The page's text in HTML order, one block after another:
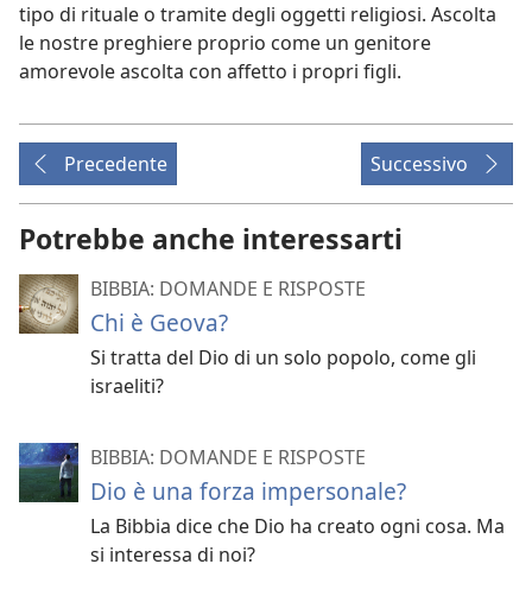
tipo di rituale o tramite degli oggetti religiosi. Ascolta
le nostre preghiere proprio come un genitore
amorevole ascolta con affetto i propri figli.
Precedente Successivo
Potrebbe anche interessarti
BIBBIA: DOMANDE E RISPOSTE
Chi è Geova?
Si tratta del Dio di un solo popolo, come gli
israeliti?
BIBBIA: DOMANDE E RISPOSTE
Dio è una forza impersonale?
La Bibbia dice che Dio ha creato ogni cosa. Ma
si interessa di noi?